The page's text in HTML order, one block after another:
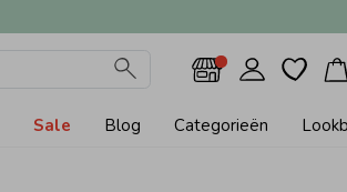
Sale Blog Categorieën